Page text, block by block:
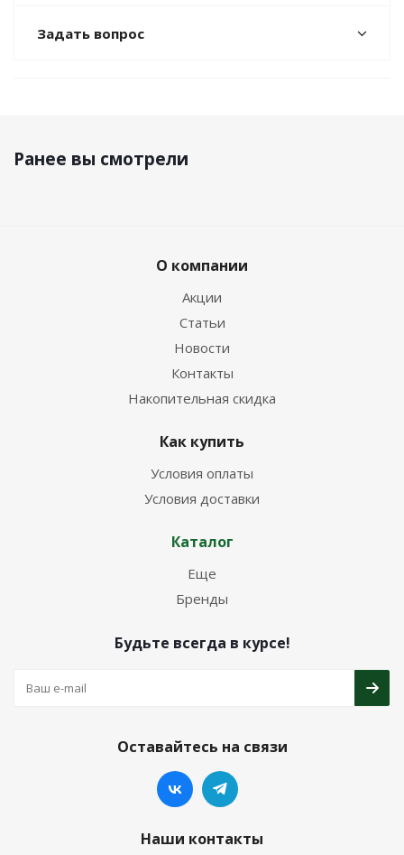
Задать вопрос
Ранее вы смотрели
О компании
Акции
Статьи
Новости
Контакты
Накопительная скидка
Как купить
Условия оплаты
Условия доставки
Каталог
Еще
Бренды
Будьте всегда в курсе!
Оставайтесь на связи
Наши контакты